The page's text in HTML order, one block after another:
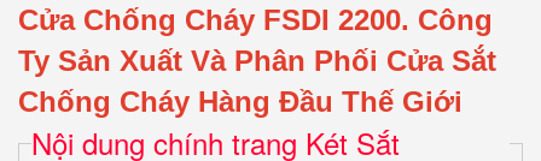
Cửa Chống Cháy FSDI 2200. Công
Ty Sản Xuất Và Phân Phối Cửa Sắt
Chống Cháy Hàng Đầu Thế Giới
Nội dung chính trang Két Sắt